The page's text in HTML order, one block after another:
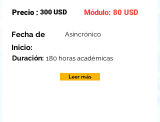
Precio :300 USD Módulo: 80 USD
Duración: 180 horas académicas
Fecha de
Inicio:
Asincrónico
Leer más